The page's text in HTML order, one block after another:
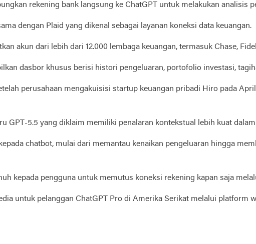
rekening bank langsung ke ChatGPT untuk melakukan analisis
dengan Plaid yang dikenal sebagai layanan koneksi data keuangan.
akun dari lebih dari 12.000 lembaga keuangan, termasuk Chase,
dasbor khusus berisi histori pengeluaran, portofolio investasi,
perusahaan mengakuisisi startup keuangan pribadi Hiro pada
GPT-5.5 yang diklaim memiliki penalaran kontekstual lebih kuat
chatbot, mulai dari memantau kenaikan pengeluaran hingga
kepada pengguna untuk memutus koneksi rekening kapan saja
untuk pelanggan ChatGPT Pro di Amerika Serikat melalui platform